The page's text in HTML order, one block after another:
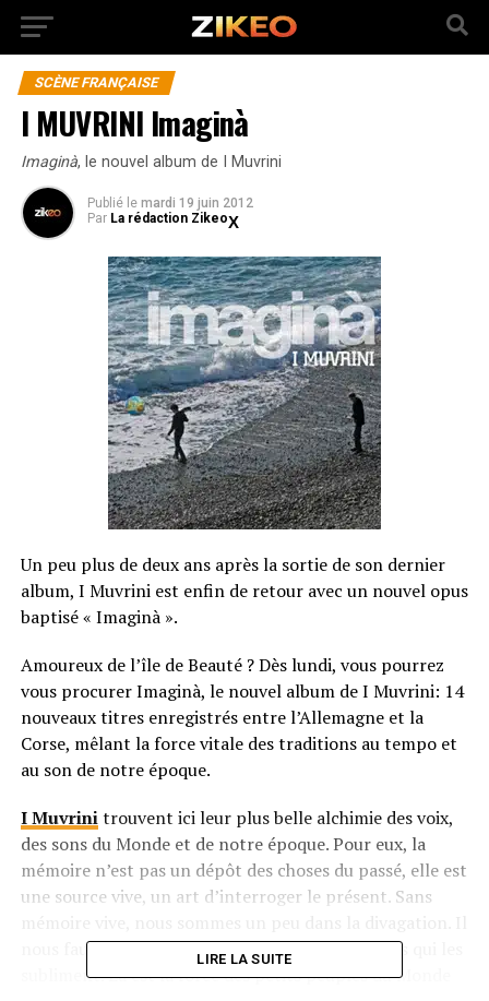
SCÈNE FRANÇAISE
I MUVRINI Imaginà
Imaginà, le nouvel album de I Muvrini
Publié le mardi 19 juin 2012
Par La rédaction Zikeo
Un peu plus de deux ans après la sortie de son dernier
album, I Muvrini est enfin de retour avec un nouvel opus
baptisé « Imaginà ».
Amoureux de l’île de Beauté ? Dès lundi, vous pourrez
vous procurer Imaginà, le nouvel album de I Muvrini: 14
nouveaux titres enregistrés entre l’Allemagne et la
Corse, mêlant la force vitale des traditions au tempo et
au son de notre époque.
I Muvrinitrouvent ici leur plus belle alchimie des voix,
des sons du Monde et de notre époque. Pour eux, la
mémoire n’est pas un dépôt des choses du passé, elle est
une source vive, un art d’interroger le présent. Sans
nous faut inventer les retrouvailles, et les chants qui les
subliment. Là est la force des petits peuples du Monde
LIRE LA SUITE